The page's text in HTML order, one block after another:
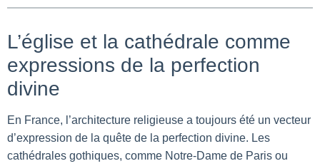
L’église et la cathédrale comme
expressions de la perfection
divine
En France, l’architecture religieuse a toujours été un vecteur
d’expression de la quête de la perfection divine. Les
cathédrales gothiques, comme Notre-Dame de Paris ou